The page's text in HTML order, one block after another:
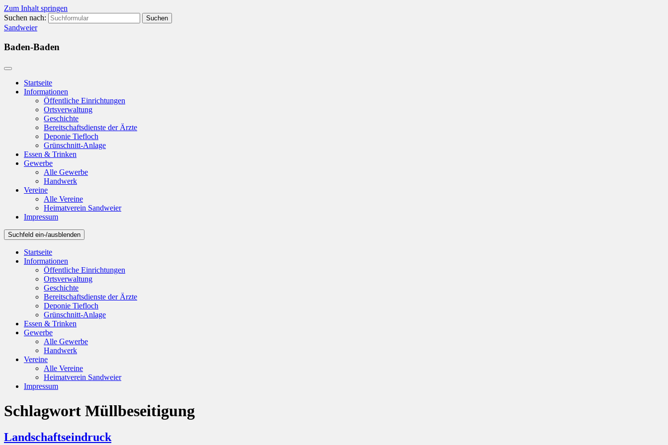
Zum Inhalt springen
Suchen nach:
Sandweier
Baden-Baden
Startseite
Informationen
Öffentliche Einrichtungen
Ortsverwaltung
Geschichte
Bereitschaftsdienste der Ärzte
Deponie Tiefloch
Grünschnitt-Anlage
Essen & Trinken
Gewerbe
Alle Gewerbe
Handwerk
Vereine
Alle Vereine
Heimatverein Sandweier
Impressum
Suchfeld ein-/ausblenden
Startseite
Informationen
Öffentliche Einrichtungen
Ortsverwaltung
Geschichte
Bereitschaftsdienste der Ärzte
Deponie Tiefloch
Grünschnitt-Anlage
Essen & Trinken
Gewerbe
Alle Gewerbe
Handwerk
Vereine
Alle Vereine
Heimatverein Sandweier
Impressum
Schlagwort Müllbeseitigung
Landschaftseindruck